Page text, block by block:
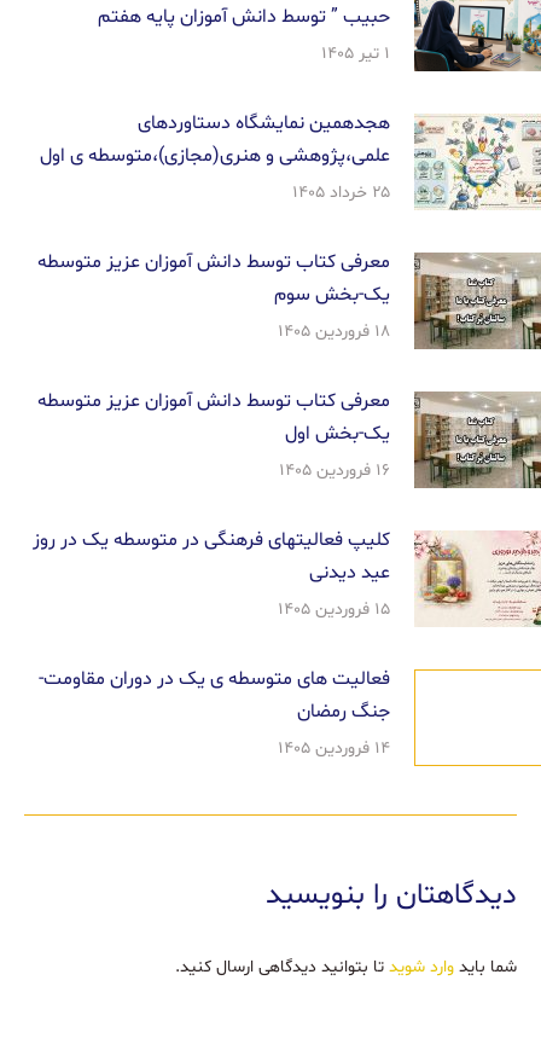
حبیب ” توسط دانش آموزان پایه هفتم
۱ تیر ۱۴۰۵
هجدهمین نمایشگاه دستاوردهای
علمی،پژوهشی و هنری(مجازی)،متوسطه ی اول
۲۵ خرداد ۱۴۰۵
معرفی کتاب توسط دانش آموزان عزیز متوسطه
یک-بخش سوم
۱۸ فروردین ۱۴۰۵
معرفی کتاب توسط دانش آموزان عزیز متوسطه
یک-بخش اول
۱۶ فروردین ۱۴۰۵
کلیپ فعالیتهای فرهنگی در متوسطه یک در روز
عید دیدنی
۱۵ فروردین ۱۴۰۵
فعالیت های متوسطه ی یک در دوران مقاومت-
جنگ رمضان
۱۴ فروردین ۱۴۰۵
دیدگاهتان را بنویسید
شما باید وارد شوید تا بتوانید دیدگاهی ارسال کنید.